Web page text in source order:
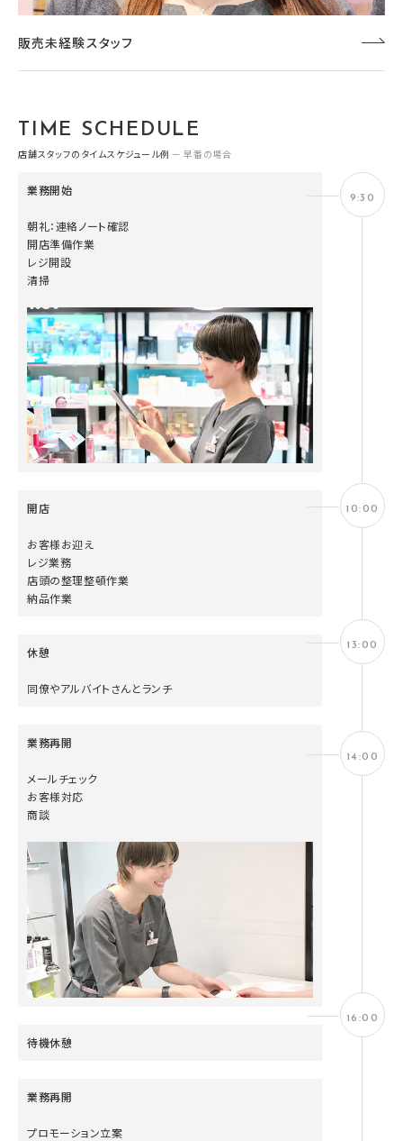
販売未経験スタッフ
TIME SCHEDULE
店舗スタッフのタイムスケジュール例 — 早番の場合
業務開始
朝礼：連絡ノート確認
開店準備作業
レジ開設
清掃
開店
お客様お迎え
レジ業務
店頭の整理整頓作業
納品作業
休憩
同僚やアルバイトさんとランチ
業務再開
メールチェック
お客様対応
商談
待機休憩
業務再開
プロモーション立案
9:30
10:00
13:00
14:00
16:00